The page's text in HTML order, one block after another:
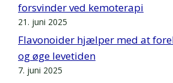
forsvinder ved kemoterapi
21. juni 2025
Flavonoider hjælper med at
og øge levetiden
7. juni 2025